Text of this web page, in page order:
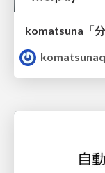
komatsuna「